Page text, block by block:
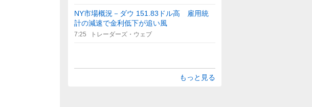
NY市場概況－ダウ 151.83ドル高 雇用統
計の減速で金利低下が追い風
7:25 トレーダーズ・ウェブ
もっと見る